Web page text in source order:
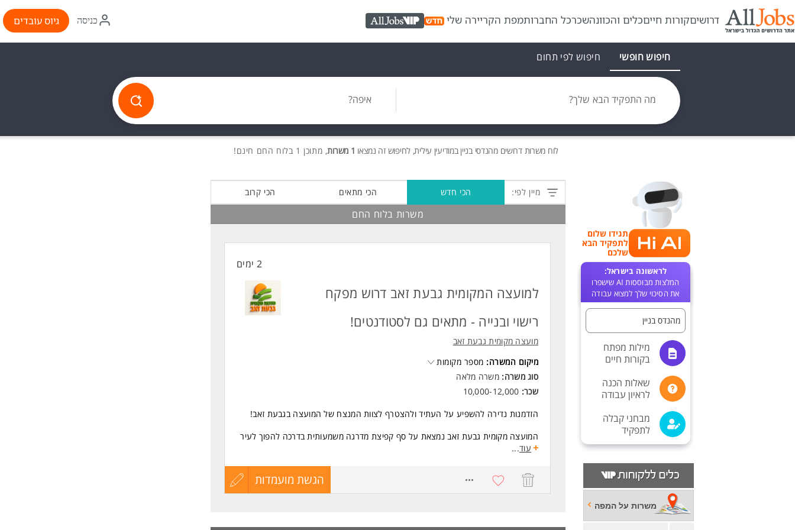
דרושיםקורות חייםכלים והכוונהשכרכל החברותמפת הקריירה שלי AllJobs VIP
איקון
התחברות
כניסה גיוס עובדים
חיפוש חופשי חיפוש לפי תחום
מה התפקיד הבא שלך? איפה?
לוח משרותדרושים מהנדסי בניין במודיעין עילית, לחיפוש זה נמצאו 1 משרות , מתוכן 1 בלוח החם חינם!
תגידו שלום
לתפקיד הבא
שלכם
לראשונה בישראל:
המלצות מבוססות AI שישפרו
את הסיכוי שלך למצוא עבודה
מהנדס בניין
מילות מפתח
בקורות חיים
שאלות הכנה
לראיון עבודה
מבחני קבלה
לתפקיד
משרות על המפה
מיין לפי: הכי חדש הכי מתאים הכי קרוב
משרות בלוח החם
2 ימים
למועצה המקומית גבעת זאב דרוש מפקח
רישוי ובנייה - מתאים גם לסטודנטים!
מועצה מקומית גבעת זאב
מיקום המשרה: מספר מקומות
סוג משרה: משרה מלאה
שכר: 10,000-12,000
הזדמנות נדירה להשפיע על העתיד ולהצטרף לצוות המנצח של המועצה בגבעת זאב!
המועצה מקומית גבעת זאב נמצאת על סף קפיצת מדרגה משמעותית בדרכה להפוך לעיר
ואם בישראל!
אגף ההנדסה מחפש מפקחי/ות בנייה ורישוי איכותיים, אחראיים ומקצועיים, שמעוניינים
משימות עיקריות:
עוד...
הגשת מועמדות
עדכון